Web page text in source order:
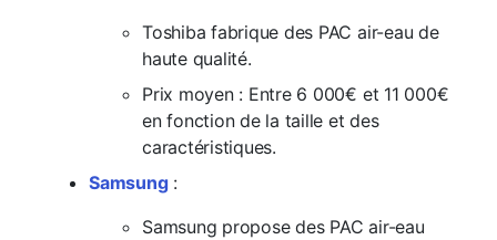
Toshiba fabrique des PAC air-eau de
haute qualité.
Prix moyen : Entre 6 000€ et 11 000€
en fonction de la taille et des
caractéristiques.
Samsung:
Samsung propose des PAC air-eau